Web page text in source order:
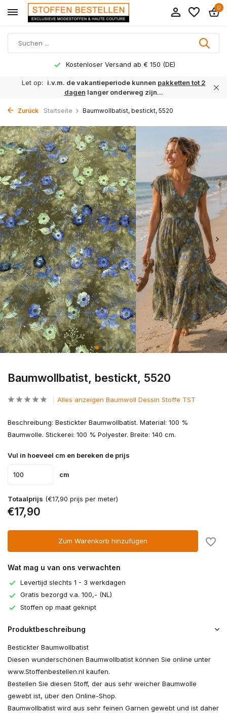
0
Kostenloser Versand ab € 150 (DE)
Let op: i.v.m. de vakantieperiode kunnen pakketten tot 2
dagen langer onderweg zijn...
Zurück Startseite Baumwollbatist, bestickt, 5520
Baumwollbatist, bestickt, 5520
Alles anzeigen Baumwoll Dessin Stoffe TST
Beschreibung: Bestickter Baumwollbatist. Material: 100 %
Baumwolle. Stickerei: 100 % Polyester. Breite: 140 cm.
Vul in hoeveel cm en bereken de prijs
cm
Totaalprijs (€17,90 prijs per meter)
€17,90
Zum Warenkorb hinzufügen
Wat mag u van ons verwachten
Levertijd slechts 1 - 3 werkdagen
Gratis bezorgd v.a. 100,- (NL)
Stoffen op maat geknipt
Produktbeschreibung
Bestickter Baumwollbatist
Diesen wunderschönen Baumwollbatist können Sie online unter
www.Stoffenbestellen.nl kaufen.
Bestellen Sie diesen Stoff, der aus sehr weicher Baumwolle
gewebt ist, über den Online-Shop.
Baumwollbatist wird aus sehr feinen Garnen gewebt und ist daher